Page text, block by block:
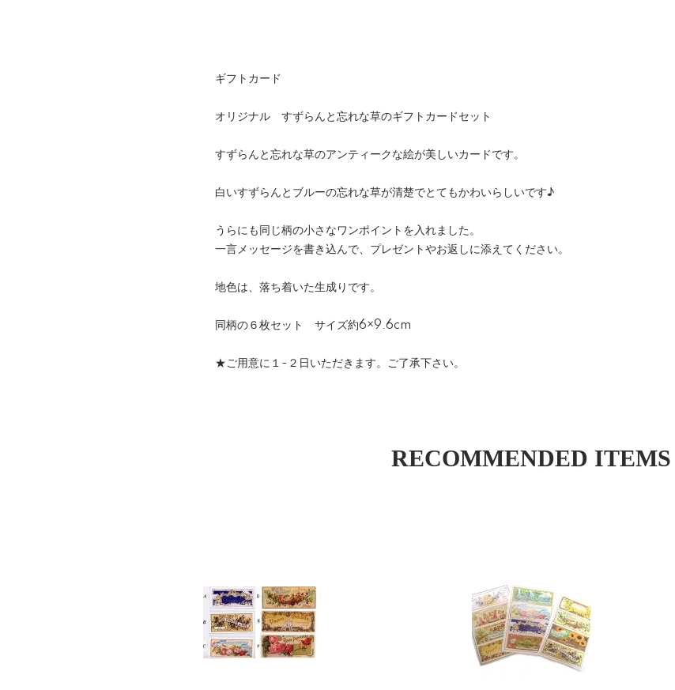
ギフトカード
オリジナル すずらんと忘れな草のギフトカードセット
すずらんと忘れな草のアンティークな絵が美しいカードです。
白いすずらんとブルーの忘れな草が清楚でとてもかわいらしいです♪
うらにも同じ柄の小さなワンポイントを入れました。
一言メッセージを書き込んで、プレゼントやお返しに添えてください。
地色は、落ち着いた生成りです。
同柄の６枚セット サイズ約6×9.6cm
★ご用意に１-２日いただきます。ご了承下さい。
RECOMMENDED ITEMS